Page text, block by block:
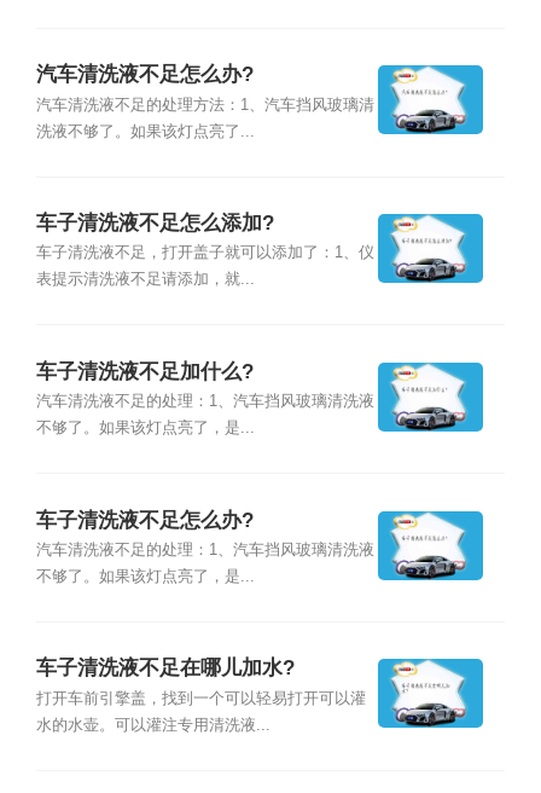
汽车清洗液不足怎么办?
汽车清洗液不足的处理方法：1、汽车挡风玻璃清
洗液不够了。如果该灯点亮了...
车子清洗液不足怎么添加?
车子清洗液不足，打开盖子就可以添加了：1、仪
表提示清洗液不足请添加，就...
车子清洗液不足加什么?
汽车清洗液不足的处理：1、汽车挡风玻璃清洗液
不够了。如果该灯点亮了，是...
车子清洗液不足怎么办?
汽车清洗液不足的处理：1、汽车挡风玻璃清洗液
不够了。如果该灯点亮了，是...
车子清洗液不足在哪儿加水?
打开车前引擎盖，找到一个可以轻易打开可以灌
水的水壶。可以灌注专用清洗液...